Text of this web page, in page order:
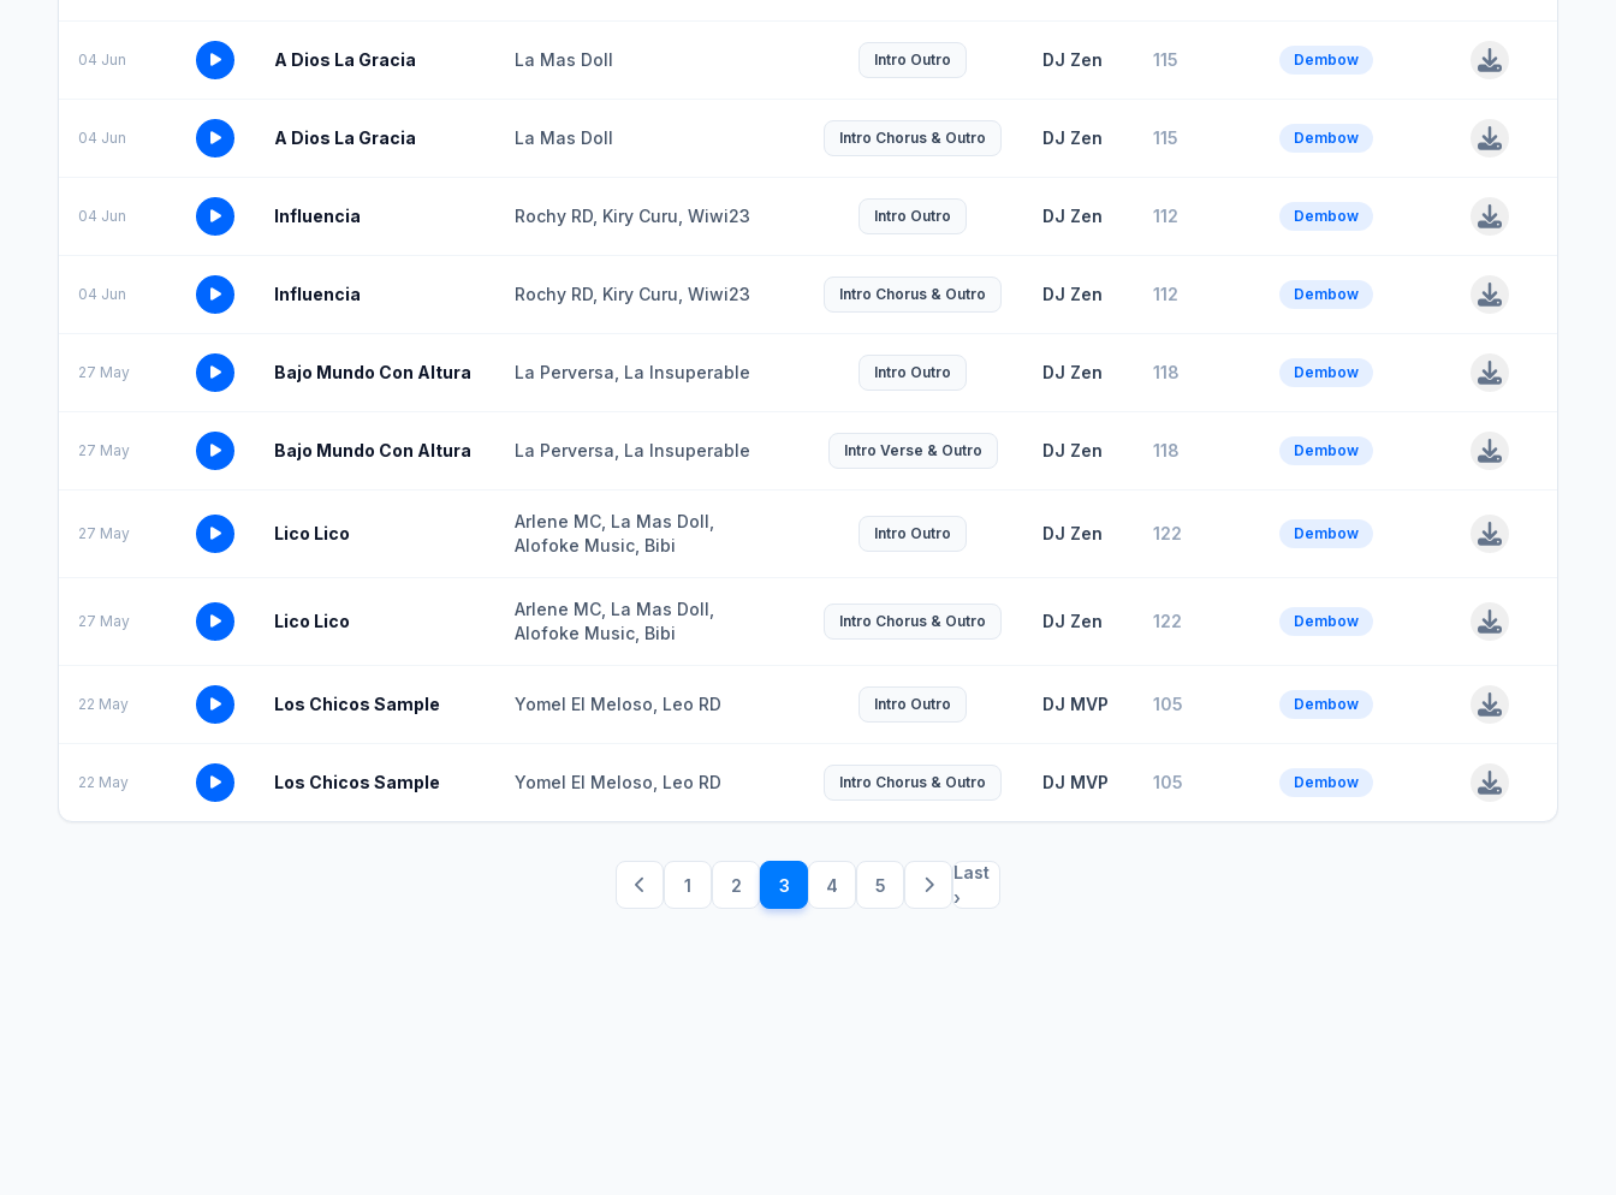
04 Jun A Dios La Gracia La Mas Doll Intro Outro DJ Zen 115 Dembow
04 Jun A Dios La Gracia La Mas Doll Intro Chorus & Outro DJ Zen 115 Dembow
04 Jun Influencia Rochy RD, Kiry Curu, Wiwi23 Intro Outro DJ Zen 112 Dembow
04 Jun Influencia Rochy RD, Kiry Curu, Wiwi23 Intro Chorus & Outro DJ Zen 112 Dembow
27 May Bajo Mundo Con Altura La Perversa, La Insuperable Intro Outro DJ Zen 118 Dembow
27 May Bajo Mundo Con Altura La Perversa, La Insuperable Intro Verse & Outro DJ Zen 118 Dembow
27 May Lico Lico
Arlene MC, La Mas Doll,
Alofoke Music, Bibi
Intro Outro DJ Zen 122 Dembow
27 May Lico Lico
Arlene MC, La Mas Doll,
Alofoke Music, Bibi
Intro Chorus & Outro DJ Zen 122 Dembow
22 May Los Chicos Sample Yomel El Meloso, Leo RD Intro Outro DJ MVP 105 Dembow
22 May Los Chicos Sample Yomel El Meloso, Leo RD Intro Chorus & Outro DJ MVP 105 Dembow
1 2 3 4 5
Last
›